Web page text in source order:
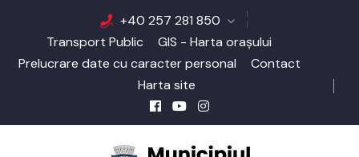
+40 257 281 850
Transport Public
GIS - Harta orașului
Prelucrare date cu caracter personal
Contact
Harta site